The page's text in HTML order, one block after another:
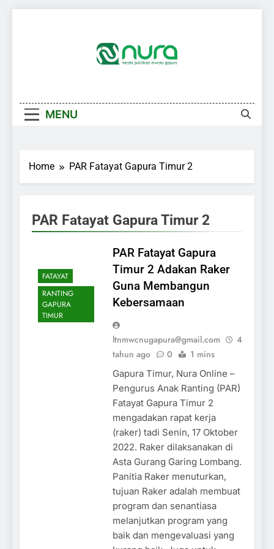
MENU
Home PAR Fatayat Gapura Timur 2
PAR Fatayat Gapura Timur 2
FATAYAT
RANTING
GAPURA
TIMUR
PAR Fatayat Gapura
Timur 2 Adakan Raker
Guna Membangun
Kebersamaan
ltnmwcnugapura@gmail.com
4
tahun ago
0 1 mins
Gapura Timur, Nura Online –
Pengurus Anak Ranting (PAR)
Fatayat Gapura Timur 2
mengadakan rapat kerja
(raker) tadi Senin, 17 Oktober
2022. Raker dilaksanakan di
Asta Gurang Garing Lombang.
Panitia Raker menuturkan,
tujuan Raker adalah membuat
program dan senantiasa
melanjutkan program yang
baik dan mengevaluasi yang